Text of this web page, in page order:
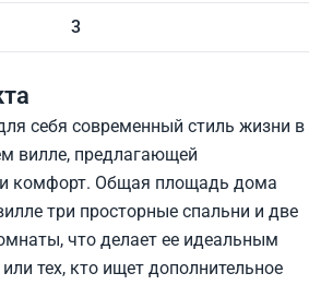
3
себя современный стиль жизни в
вилле, предлагающей
комфорт. Общая площадь дома
три просторные спальни и две
что делает ее идеальным
тех, кто ищет дополнительное